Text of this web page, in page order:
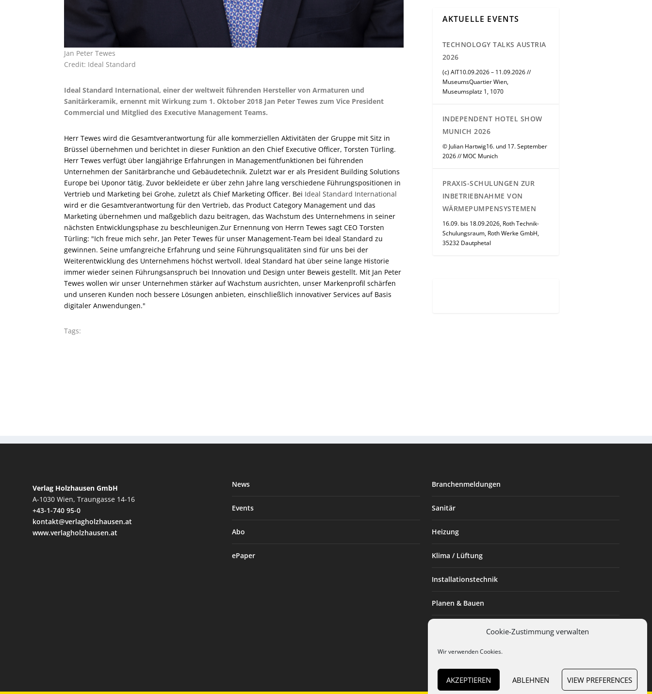
Cookie-Zustimmung verwalten
Wir verwenden Cookies.
AKZEPTIEREN ABLEHNEN VIEW PREFERENCES
Jan Peter Tewes
Credit: Ideal Standard
Ideal Standard International, einer der weltweit führenden Hersteller von Armaturen und
Sanitärkeramik, ernennt mit Wirkung zum 1. Oktober 2018 Jan Peter Tewes zum Vice President
Commercial und Mitglied des Executive Management Teams.
Herr Tewes wird die Gesamtverantwortung für alle kommerziellen Aktivitäten der Gruppe mit Sitz in
Brüssel übernehmen und berichtet in dieser Funktion an den Chief Executive Officer, Torsten Türling.
Herr Tewes verfügt über langjährige Erfahrungen in Managementfunktionen bei führenden
Unternehmen der Sanitärbranche und Gebäudetechnik. Zuletzt war er als President Building Solutions
Europe bei Uponor tätig. Zuvor bekleidete er über zehn Jahre lang verschiedene Führungspositionen in
Vertrieb und Marketing bei Grohe, zuletzt als Chief Marketing Officer. Bei Ideal Standard International
wird er die Gesamtverantwortung für den Vertrieb, das Product Category Management und das
Marketing übernehmen und maßgeblich dazu beitragen, das Wachstum des Unternehmens in seiner
nächsten Entwicklungsphase zu beschleunigen.Zur Ernennung von Herrn Tewes sagt CEO Torsten
Türling: "Ich freue mich sehr, Jan Peter Tewes für unser Management-Team bei Ideal Standard zu
gewinnen. Seine umfangreiche Erfahrung und seine Führungsqualitäten sind für uns bei der
Weiterentwicklung des Unternehmens höchst wertvoll. Ideal Standard hat über seine lange Historie
immer wieder seinen Führungsanspruch bei Innovation und Design unter Beweis gestellt. Mit Jan Peter
Tewes wollen wir unser Unternehmen stärker auf Wachstum ausrichten, unser Markenprofil schärfen
und unseren Kunden noch bessere Lösungen anbieten, einschließlich innovativer Services auf Basis
digitaler Anwendungen."
Tags:
AKTUELLE EVENTS
TECHNOLOGY TALKS AUSTRIA
2026
(c) AIT10.09.2026 – 11.09.2026 //
MuseumsQuartier Wien,
Museumsplatz 1, 1070
INDEPENDENT HOTEL SHOW
MUNICH 2026
© Julian Hartwig16. und 17. September
2026 // MOC Munich
PRAXIS-SCHULUNGEN ZUR
INBETRIEBNAHME VON
WÄRMEPUMPENSYSTEMEN
16.09. bis 18.09.2026, Roth Technik-
Schulungsraum, Roth Werke GmbH,
35232 Dautphetal
Verlag Holzhausen GmbH
A-1030 Wien, Traungasse 14-16
+43-1-740 95-0
kontakt@verlagholzhausen.at
www.verlagholzhausen.at
News
Events
Abo
ePaper
Branchenmeldungen
Sanitär
Heizung
Klima / Lüftung
Installationstechnik
Planen & Bauen
Installateur des Monats